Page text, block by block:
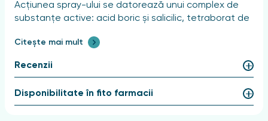
Acțiunea spray-ului se datorează unui complex de
substanțe active: acid boric și salicilic, tetraborat de
ceai, lavandă, melisă, precum și acidul salicilic au
infecțiilor fungice. Uleiul de mentă și mentolul
deodorizant și revigorant.
Citește mai mult
Recenzii
Disponibilitate în fito farmacii